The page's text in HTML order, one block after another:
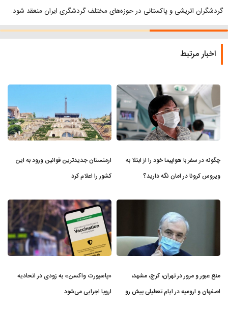
گردشگران اتریشی و پاکستانی در حوزه‌های مختلف گردشگری ایران منعقد شود.
اخبار مرتبط
چگونه در سفر با هواپیما خود را از ابتلا به
ویروس کرونا در امان نگه دارید؟
ارمنستان جدیدترین قوانین ورود به این
کشور را اعلام کرد
منع عبور و مرور در تهران، کرج، مشهد،
اصفهان و ارومیه در ایام تعطیلی پیش ر‌و
«پاسپورت واکسن» به زودی در اتحادیه
اروپا اجرایی می‌شود